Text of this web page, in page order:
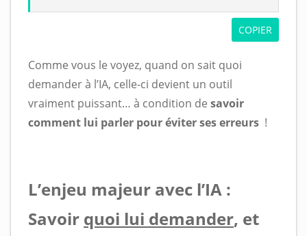
COPIER
Comme vous le voyez, quand on sait quoi
demander à l’IA, celle-ci devient un outil
vraiment puissant… à condition de savoir
comment lui parler pour éviter ses erreurs !
L’enjeu majeur avec l’IA :
Savoir quoi lui demander, et